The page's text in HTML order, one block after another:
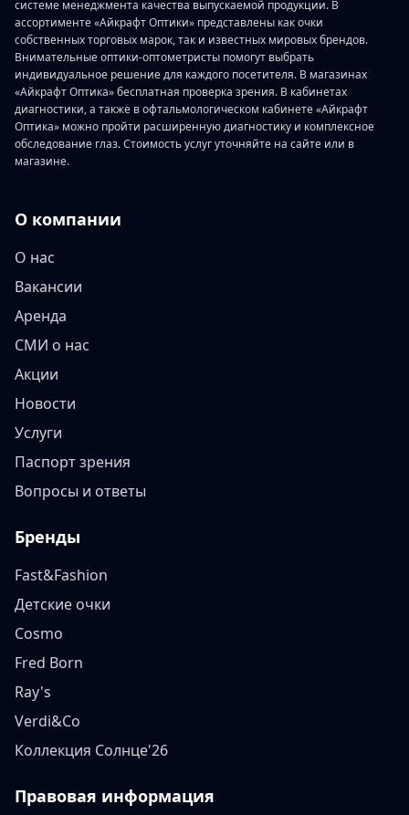
системе менеджмента качества выпускаемой продукции. В
ассортименте «Айкрафт Оптики» представлены как очки
собственных торговых марок, так и известных мировых брендов.
Внимательные оптики-оптометристы помогут выбрать
индивидуальное решение для каждого посетителя. В магазинах
«Айкрафт Оптика» бесплатная проверка зрения. В кабинетах
диагностики, а также в офтальмологическом кабинете «Айкрафт
Оптика» можно пройти расширенную диагностику и комплексное
обследование глаз. Стоимость услуг уточняйте на сайте или в
магазине.
О компании
О нас
Вакансии
Аренда
СМИ о нас
Акции
Новости
Услуги
Паспорт зрения
Вопросы и ответы
Бренды
Fast&Fashion
Детские очки
Cosmo
Fred Born
Ray's
Verdi&Co
Коллекция Солнце'26
Правовая информация